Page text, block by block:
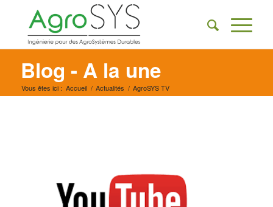
Blog - A la une
Vous êtes ici : Accueil / Actualités / AgroSYS TV